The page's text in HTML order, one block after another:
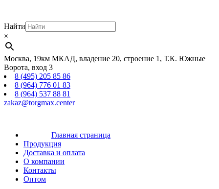
Найти
×
Москва, 19км МКАД, владение 20, строение 1, Т.К. Южные
Ворота, вход 3
8 (495) 205 85 86
8 (964) 776 01 83
8 (964) 537 88 81
zakaz@torgmax.center
Главная страница
Продукция
Доставка и оплата
О компании
Контакты
Оптом